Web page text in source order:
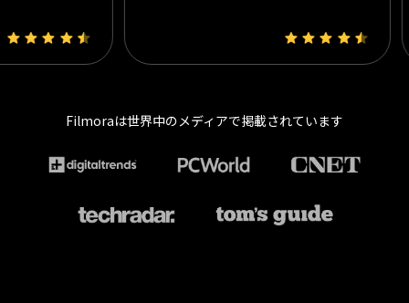
Filmoraは世界中のメディアで掲載されています